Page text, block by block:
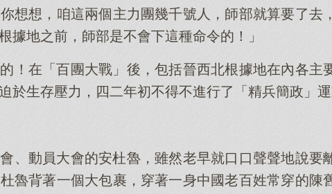
想想，咱這兩個主力團幾千號人，師部就算要了去
據地之前，師部是不會下這種命令的！」
！在「百團大戰」後，包括晉西北根據地在內各主
於生存壓力，四二年初不得不進行了「精兵簡政」運
、動員大會的安杜魯，雖然老早就口口聲聲地說要
魯背著一個大包裹，穿著一身中國老百姓常穿的陳